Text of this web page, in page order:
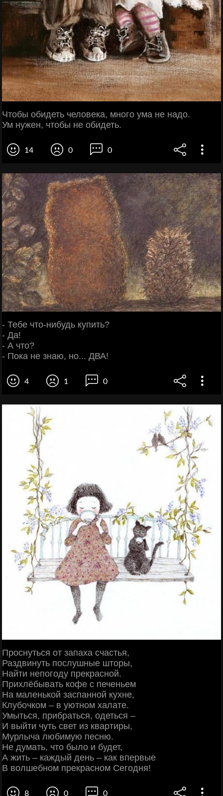
Чтобы обидеть человека, много ума не надо.
Ум нужен, чтобы не обидеть.
14 0 0
- Тебе что-нибудь купить?
- Да!
- А что?
- Пока не знаю, но... ДВА!
4 1 0
Проснуться от запаха счастья,
Раздвинуть послушные шторы,
Найти непогоду прекрасной.
Прихлёбывать кофе с печеньем
На маленькой заспанной кухне,
Клубочком – в уютном халате.
Умыться, прибраться, одеться –
И выйти чуть свет из квартиры,
Мурлыча любимую песню.
Не думать, что было и будет,
А жить – каждый день – как впервые
В волшебном прекрасном Сегодня!
8 0 0